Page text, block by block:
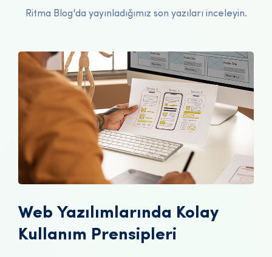
Ritma Blog'da yayınladığımız son yazıları inceleyin.
Web Yazılımlarında Kolay
Kullanım Prensipleri